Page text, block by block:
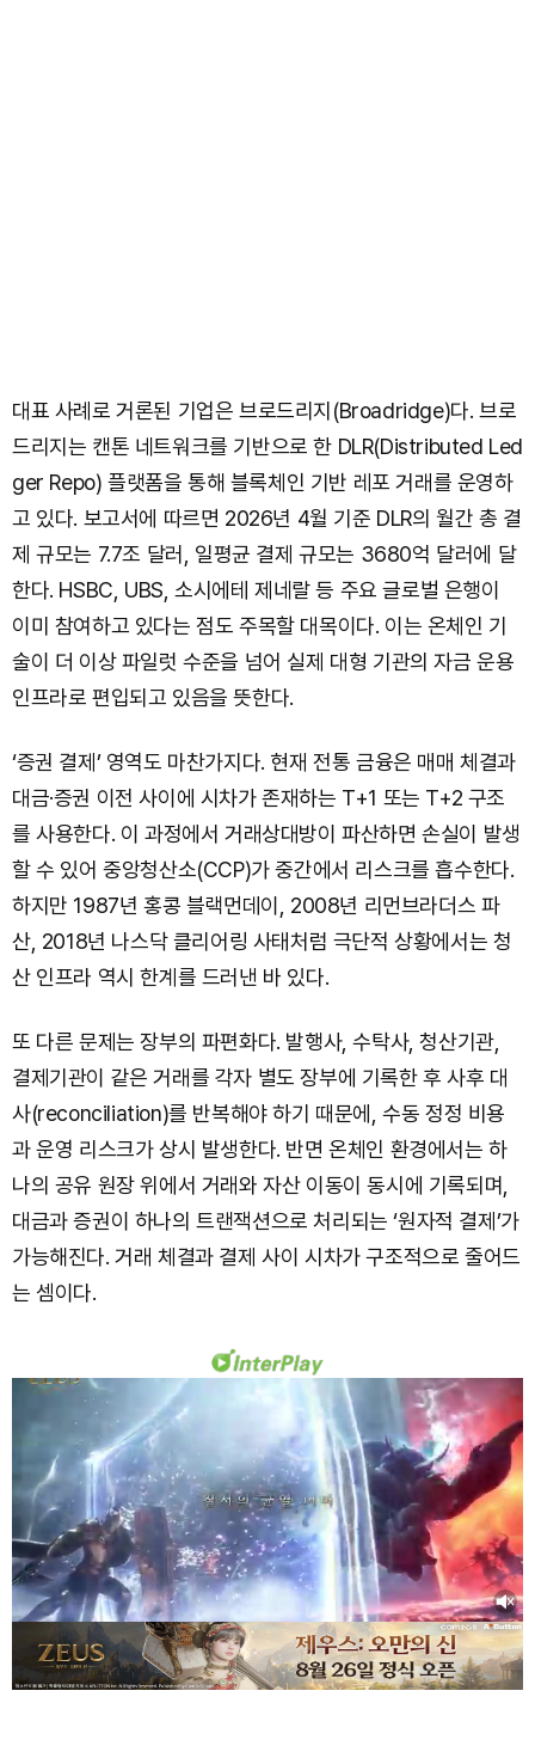
대표 사례로 거론된 기업은 브로드리지(Broadridge)다. 브로
드리지는 캔톤 네트워크를 기반으로 한 DLR(Distributed Led
ger Repo) 플랫폼을 통해 블록체인 기반 레포 거래를 운영하
고 있다. 보고서에 따르면 2026년 4월 기준 DLR의 월간 총 결
제 규모는 7.7조 달러, 일평균 결제 규모는 3680억 달러에 달
한다. HSBC, UBS, 소시에테 제네랄 등 주요 글로벌 은행이
이미 참여하고 있다는 점도 주목할 대목이다. 이는 온체인 기
술이 더 이상 파일럿 수준을 넘어 실제 대형 기관의 자금 운용
인프라로 편입되고 있음을 뜻한다.
‘증권 결제’ 영역도 마찬가지다. 현재 전통 금융은 매매 체결과
대금·증권 이전 사이에 시차가 존재하는 T+1 또는 T+2 구조
를 사용한다. 이 과정에서 거래상대방이 파산하면 손실이 발생
할 수 있어 중앙청산소(CCP)가 중간에서 리스크를 흡수한다.
하지만 1987년 홍콩 블랙먼데이, 2008년 리먼브라더스 파
산, 2018년 나스닥 클리어링 사태처럼 극단적 상황에서는 청
산 인프라 역시 한계를 드러낸 바 있다.
또 다른 문제는 장부의 파편화다. 발행사, 수탁사, 청산기관,
결제기관이 같은 거래를 각자 별도 장부에 기록한 후 사후 대
사(reconciliation)를 반복해야 하기 때문에, 수동 정정 비용
과 운영 리스크가 상시 발생한다. 반면 온체인 환경에서는 하
나의 공유 원장 위에서 거래와 자산 이동이 동시에 기록되며,
대금과 증권이 하나의 트랜잭션으로 처리되는 ‘원자적 결제’가
가능해진다. 거래 체결과 결제 사이 시차가 구조적으로 줄어드
는 셈이다.